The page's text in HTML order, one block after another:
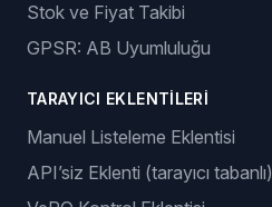
Stok ve Fiyat Takibi
GPSR: AB Uyumluluğu
TARAYICI EKLENTILERI
Manuel Listeleme Eklentisi
API’siz Eklenti (tarayıcı tabanlı)